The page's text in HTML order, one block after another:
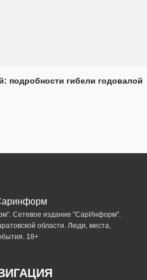
подробности гибели годовалой
Сетевое издание "СарИнформ".
области. Люди, места,
18+